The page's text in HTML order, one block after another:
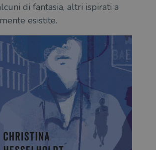
di fantasia, altri ispirati a
esistite.